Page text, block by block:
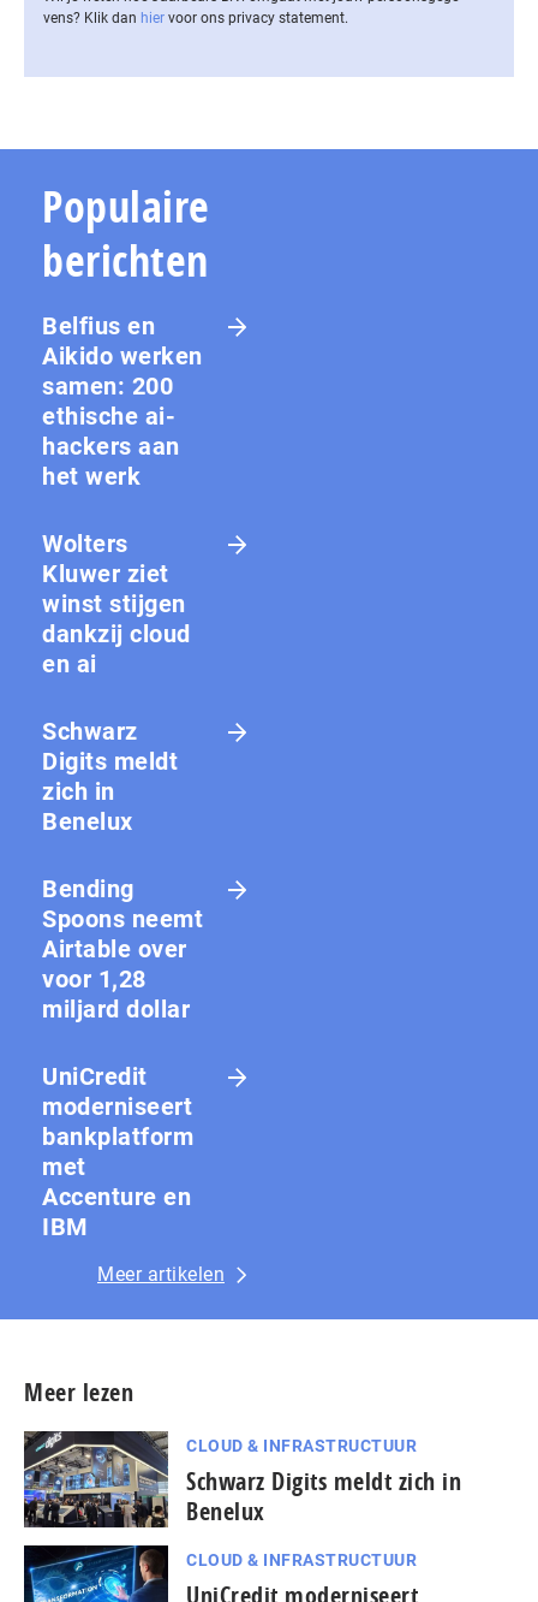
vens? Klik dan hier voor ons privacy statement.
Populaire
berichten
Belfius en
Aikido werken
samen: 200
ethische ai-
hackers aan
het werk
Wolters
Kluwer ziet
winst stijgen
dankzij cloud
en ai
Schwarz
Digits meldt
zich in
Benelux
Bending
Spoons neemt
Airtable over
voor 1,28
miljard dollar
UniCredit
moderniseert
bankplatform
met
Accenture en
IBM
Meer artikelen
Meer lezen
CLOUD & INFRASTRUCTUUR
Schwarz Digits meldt zich in
Benelux
CLOUD & INFRASTRUCTUUR
UniCredit moderniseert